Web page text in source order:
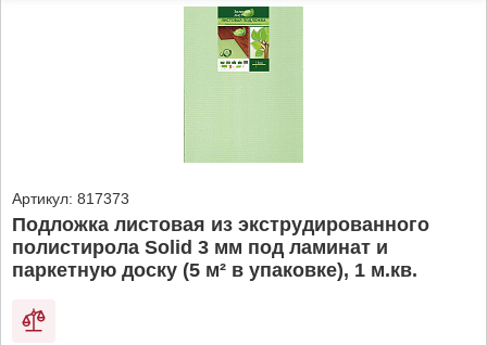
Артикул: 817373
Подложка листовая из экструдированного
полистирола Solid 3 мм под ламинат и
паркетную доску (5 м² в упаковке), 1 м.кв.